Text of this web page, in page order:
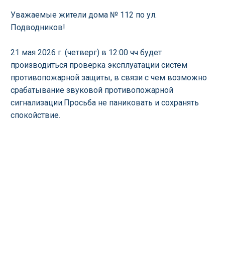
Уважаемые жители дома № 112 по ул.
Подводников!
21 мая 2026 г. (четверг) в 12:00 чч будет
производиться проверка эксплуатации систем
противопожарной защиты, в связи с чем возможно
срабатывание звуковой противопожарной
сигнализации.Просьба не паниковать и сохранять
спокойствие.